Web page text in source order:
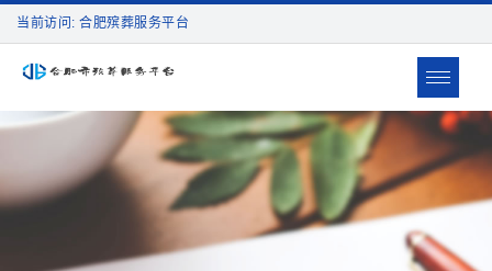
当前访问: 合肥殡葬服务平台
Toggle